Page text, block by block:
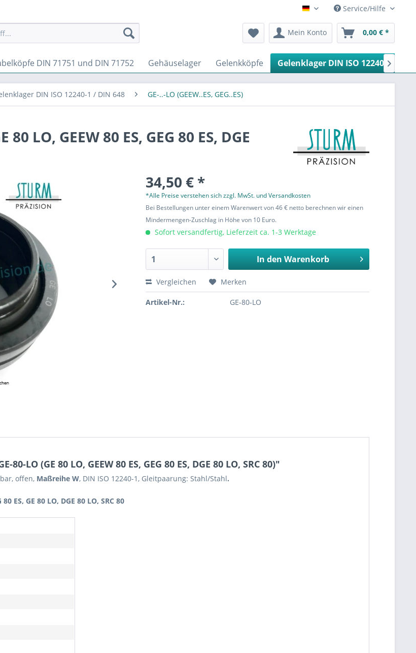
Deutsch Service/Hilfe
Mein Konto 0,00 € *
DIN 71751 und DIN 71752 Gehäuselager Gelenkköpfe Gelenklager DIN ISO 12240-1

DIN ISO 12240-1 / DIN 648 GE-..-LO (GEEW..ES, GEG..ES)
LO, GEEW 80 ES, GEG 80 ES, DGE
34,50 € *
*Alle Preise verstehen sich zzgl. MwSt. und Versandkosten
Bei Bestellungen unter einem Warenwert von 46 € netto berechnen wir einen
Mindermengen-Zuschlag in Höhe von 10 Euro.
Sofort versandfertig, Lieferzeit ca. 1-3 Werktage
In den Warenkorb
Vergleichen Merken
Artikel-Nr.: GE-80-LO
(GE 80 LO, GEEW 80 ES, GEG 80 ES, DGE 80 LO, SRC 80)"
offen, Maßreihe W, DIN ISO 12240-1, Gleitpaarung: Stahl/Stahl.
ES, GE 80 LO, DGE 80 LO, SRC 80